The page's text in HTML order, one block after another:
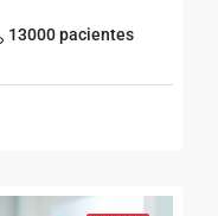
13000 pacientes